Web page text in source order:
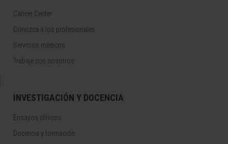
Cancer Center
Conozca a los profesionales
Servicios médicos
Trabaje con nosotros
INVESTIGACIÓN Y DOCENCIA
Ensayos clínicos
Docencia y formación